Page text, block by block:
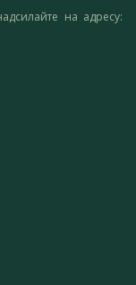
на адресу: